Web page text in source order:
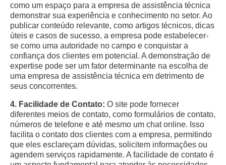
como um espaço para a empresa de assistência técnica
demonstrar sua experiência e conhecimento no setor. Ao
publicar conteúdo relevante, como artigos técnicos, dicas
úteis e casos de sucesso, a empresa pode estabelecer-
se como uma autoridade no campo e conquistar a
confiança dos clientes em potencial. A demonstração de
expertise pode ser um fator determinante na escolha de
uma empresa de assistência técnica em detrimento de
seus concorrentes.
4. Facilidade de Contato: O site pode fornecer
diferentes meios de contato, como formulários de contato,
números de telefone e até mesmo um chat online. Isso
facilita o contato dos clientes com a empresa, permitindo
que eles esclareçam dúvidas, solicitem informações ou
agendem serviços rapidamente. A facilidade de contato é